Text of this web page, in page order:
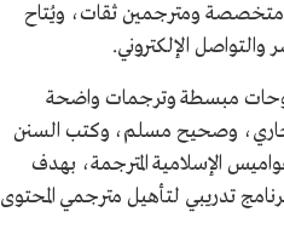
متخصصة ومترجمين ثقات، ويُتاح
الإلكتروني.
مبسطة وترجمات واضحة
وصحيح مسلم، وكتب السنن
الإسلامية المترجمة، بهدف
تدريبي لتأهيل مترجمي المحتوى